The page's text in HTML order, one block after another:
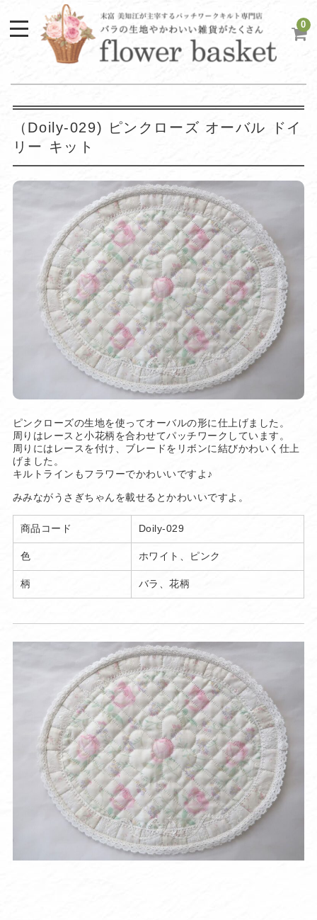
0
（Doily-029) ピンクローズ オーバル ドイ
リー キット
ピンクローズの生地を使ってオーバルの形に仕上げました。
周りはレースと小花柄を合わせてパッチワークしています。
周りにはレースを付け、ブレードをリボンに結びかわいく仕上
げました。
キルトラインもフラワーでかわいいですよ♪
みみながうさぎちゃんを載せるとかわいいですよ。
商品コード Doily-029
色 ホワイト、ピンク
柄 バラ、花柄